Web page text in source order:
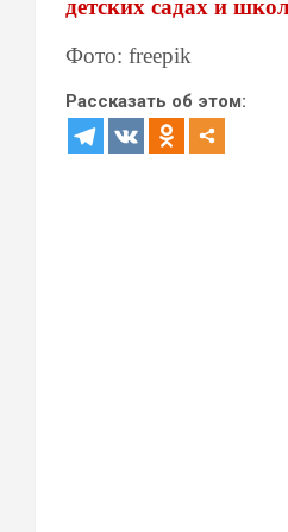
детских садах и
Фото: freepik
Рассказать об этом: